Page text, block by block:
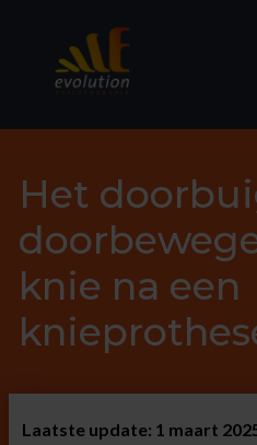
Het
knie na een
Laatste update: 1 maart